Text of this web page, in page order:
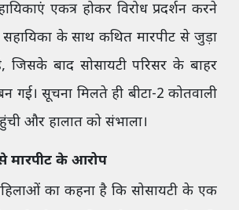
एकत्र होकर विरोध प्रदर्शन करने
के साथ कथित मारपीट से जुड़ा
जिसके बाद सोसायटी परिसर के बाहर
गई। सूचना मिलते ही बीटा-2 कोतवाली
और हालात को संभाला।
मारपीट के आरोप
का कहना है कि सोसायटी के एक